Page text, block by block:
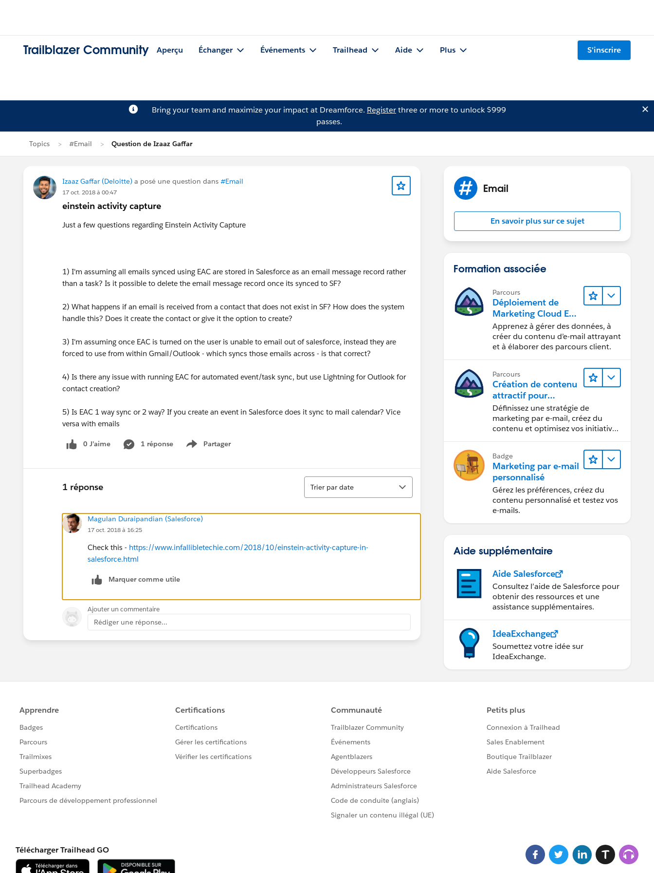
Trailblazer Community Aperçu Échanger Événements Trailhead Aide Plus S'inscrire
Bring your team and maximize your impact at Dreamforce. Registerthree or more to unlock $999
passes.
Topics #Email Question de Izaaz Gaffar
Izaaz Gaffar (Deloitte) a posé une question dans #Email
17 oct. 2018 à 00:47
einstein activity capture
Just a few questions regarding Einstein Activity Capture
1) I'm assuming all emails synced using EAC are stored in Salesforce as an email message record rather
than a task? Is it possible to delete the email message record once its synced to SF?
2) What happens if an email is received from a contact that does not exist in SF? How does the system
handle this? Does it create the contact or give it the option to create?
3) I'm assuming once EAC is turned on the user is unable to email out of salesforce, instead they are
forced to use from within Gmail/Outlook - which syncs those emails across - is that correct?
4) Is there any issue with running EAC for automated event/task sync, but use Lightning for Outlook for
contact creation?
5) Is EAC 1 way sync or 2 way? If you create an event in Salesforce does it sync to mail calendar? Vice
versa with emails
0 J’aime 1 réponse Partager
Show menu
1 réponse
Tri
Trier par date
Magulan Duraipandian (Salesforce)
17 oct. 2018 à 16:25
Check this - https://www.infallibletechie.com/2018/10/einstein-activity-capture-in-
salesforce.html
Marquer comme utile
Ajouter un commentaire
Rédiger une réponse...
Email
En savoir plus sur ce sujet
Formation associée
Parcours
Déploiement de
Marketing Cloud Eng
agement
Apprenez à gérer des données, à
créer du contenu d’e-mail attrayant
et à élaborer des parcours client.
Parcours
Création de contenu
attractif pour
atteindre vos
objectifs marketing
Définissez une stratégie de
marketing par e-mail, créez du
contenu et optimisez vos initiatives
Badge
Marketing par e-mail
personnalisé
Gérez les préférences, créez du
contenu personnalisé et testez vos
e-mails.
Aide supplémentaire
Aide Salesforce
Consultez l’aide de Salesforce pour
obtenir des ressources et une
assistance supplémentaires.
IdeaExchange
Soumettez votre idée sur
IdeaExchange.